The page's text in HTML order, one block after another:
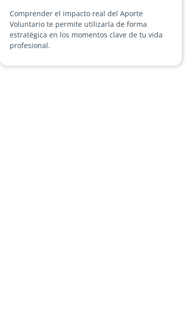
Comprender el impacto real del Aporte
Voluntario te permite utilizarla de forma
estratégica en los momentos clave de tu vida
profesional.